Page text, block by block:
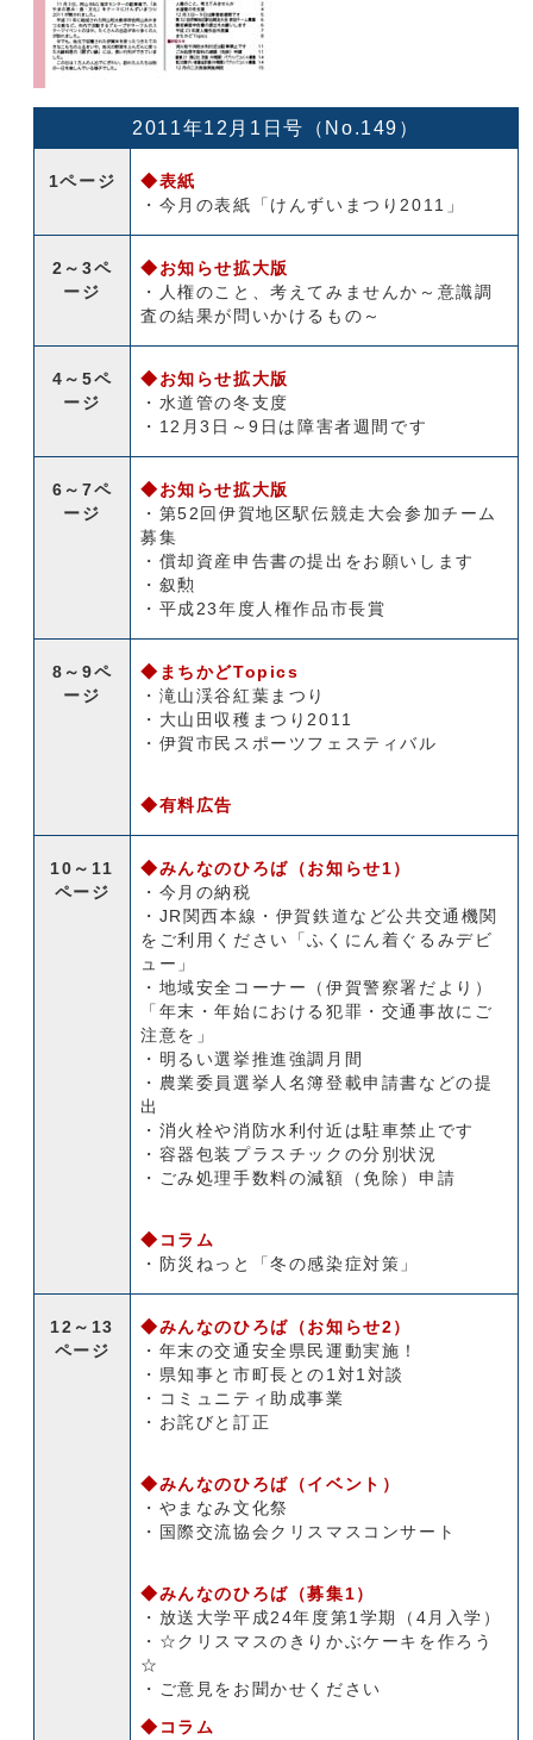
2011年12月1日号（No.149）
1ページ
◆表紙
・今月の表紙「けんずいまつり2011」
2～3ペ
ージ
◆お知らせ拡大版
・人権のこと、考えてみませんか～意識調
査の結果が問いかけるもの～
4～5ペ
ージ
◆お知らせ拡大版
・水道管の冬支度
・12月3日～9日は障害者週間です
6～7ペ
ージ
◆お知らせ拡大版
・第52回伊賀地区駅伝競走大会参加チーム
募集
・償却資産申告書の提出をお願いします
・叙勲
・平成23年度人権作品市長賞
8～9ペ
ージ
◆まちかどTopics
・滝山渓谷紅葉まつり
・大山田収穫まつり2011
・伊賀市民スポーツフェスティバル
◆有料広告
10～11
ページ
◆みんなのひろば（お知らせ1）
・今月の納税
・JR関西本線・伊賀鉄道など公共交通機関
をご利用ください「ふくにん着ぐるみデビ
ュー」
・地域安全コーナー（伊賀警察署だより）
「年末・年始における犯罪・交通事故にご
注意を」
・明るい選挙推進強調月間
・農業委員選挙人名簿登載申請書などの提
出
・消火栓や消防水利付近は駐車禁止です
・容器包装プラスチックの分別状況
・ごみ処理手数料の減額（免除）申請
◆コラム
・防災ねっと「冬の感染症対策」
12～13
ページ
◆みんなのひろば（お知らせ2）
・年末の交通安全県民運動実施！
・県知事と市町長との1対1対談
・コミュニティ助成事業
・お詫びと訂正
◆みんなのひろば（イベント）
・やまなみ文化祭
・国際交流協会クリスマスコンサート
◆みんなのひろば（募集1）
・放送大学平成24年度第1学期（4月入学）
・☆クリスマスのきりかぶケーキを作ろう
☆
・ご意見をお聞かせください
◆コラム